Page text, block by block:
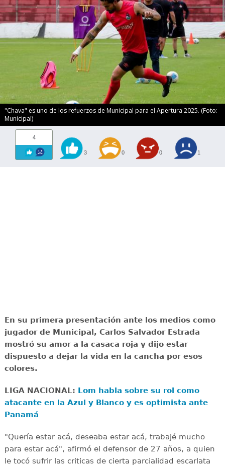
"Chava" es uno de los refuerzos de Municipal para el Apertura 2025. (Foto:
Municipal)
4
3 0 0 1
En su primera presentación ante los medios como
jugador de Municipal, Carlos Salvador Estrada
mostró su amor a la casaca roja y dijo estar
dispuesto a dejar la vida en la cancha por esos
colores.
LIGA NACIONAL: Lom habla sobre su rol como
atacante en la Azul y Blanco y es optimista ante
Panamá
"Quería estar acá, deseaba estar acá, trabajé mucho
para estar acá", afirmó el defensor de 27 años, a quien
le tocó sufrir las criticas de cierta parcialidad escarlata